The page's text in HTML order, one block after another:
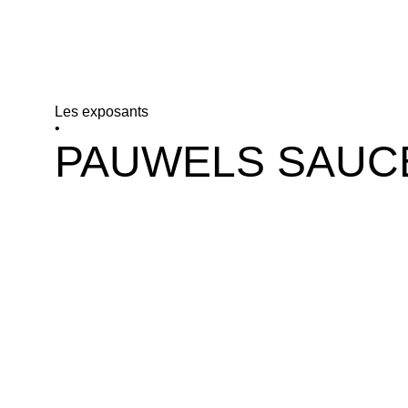
Les exposants
•
PAUWELS